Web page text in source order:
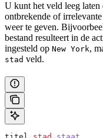
U kunt het veld leeg
ontbrekende of
weer te geven.
bestand resulteert in de
ingesteld op New York,
stad veld.